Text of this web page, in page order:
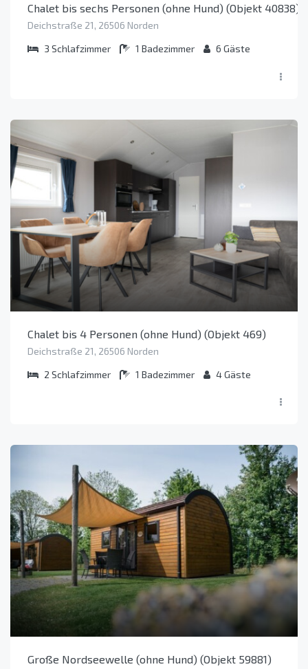
Chalet bis sechs Personen (ohne Hund) (Objekt 40838)
Deichstraße 21, 26506 Norden
3 Schlafzimmer 1 Badezimmer 6 Gäste
Chalet bis 4 Personen (ohne Hund) (Objekt 469)
Deichstraße 21, 26506 Norden
2 Schlafzimmer 1 Badezimmer 4Gäste
Große Nordseewelle (ohne Hund) (Objekt 59881)